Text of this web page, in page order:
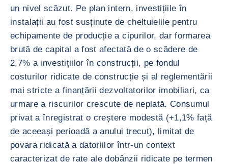
un nivel scăzut. Pe plan intern, investițiile în
instalații au fost susținute de cheltuielile pentru
echipamente de producție a cipurilor, dar formarea
brută de capital a fost afectată de o scădere de
2,7% a investițiilor în construcții, pe fondul
costurilor ridicate de construcție și al reglementării
mai stricte a finanțării dezvoltatorilor imobiliari, ca
urmare a riscurilor crescute de neplată. Consumul
privat a înregistrat o creștere modestă (+1,1% față
de aceeași perioadă a anului trecut), limitat de
povara ridicată a datoriilor într-un context
caracterizat de rate ale dobânzii ridicate pe termen